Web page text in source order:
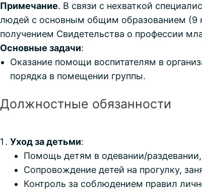
Примечание. В связи с нехваткой
людей с основным общим образованием (9
получением Свидетельства о профессии
Основные задачи:
Оказание помощи воспитателям в
порядка в помещении группы.
Должностные обязанности
Уход за детьми:
Помощь детям в одевании/
Сопровождение детей на прогулку,
Контроль за соблюдением правил